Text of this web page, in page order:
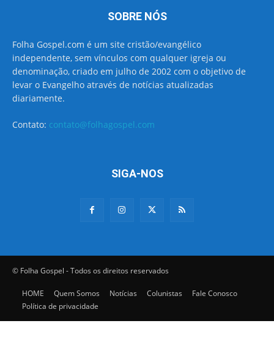
SOBRE NÓS
Folha Gospel.com é um site cristão/evangélico
independente, sem vínculos com qualquer igreja ou
denominação, criado em julho de 2002 com o objetivo de
levar o Evangelho através de notícias atualizadas
diariamente.
Contato: contato@folhagospel.com
SIGA-NOS
© Folha Gospel - Todos os direitos reservados
HOME Quem Somos Notícias Colunistas
Fale Conosco
Política de privacidade